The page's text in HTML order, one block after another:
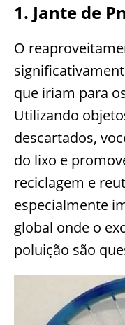
1. Jante de
O
que iriam para
Utilizando
descartados,
do lixo e
reciclagem e
especialmente
global onde o
poluição são